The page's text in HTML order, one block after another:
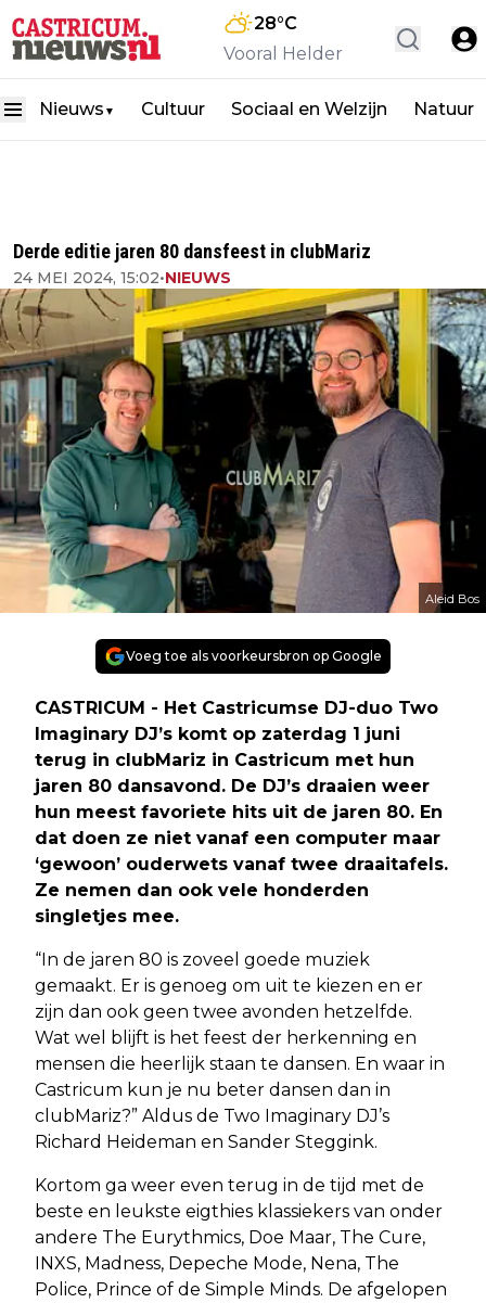
28°C
Vooral Helder
Nieuws ▼ Cultuur Sociaal en Welzijn Natuur
Derde editie jaren 80 dansfeest in clubMariz
24 MEI 2024, 15:02•NIEUWS
Aleid Bos
Voeg toe als voorkeursbron op Google
CASTRICUM - Het Castricumse DJ-duo Two
Imaginary DJ’s komt op zaterdag 1 juni
terug in clubMariz in Castricum met hun
jaren 80 dansavond. De DJ’s draaien weer
hun meest favoriete hits uit de jaren 80. En
dat doen ze niet vanaf een computer maar
‘gewoon’ ouderwets vanaf twee draaitafels.
Ze nemen dan ook vele honderden
singletjes mee.
“In de jaren 80 is zoveel goede muziek
gemaakt. Er is genoeg om uit te kiezen en er
zijn dan ook geen twee avonden hetzelfde.
Wat wel blijft is het feest der herkenning en
mensen die heerlijk staan te dansen. En waar in
Castricum kun je nu beter dansen dan in
clubMariz?” Aldus de Two Imaginary DJ’s
Richard Heideman en Sander Steggink.
Kortom ga weer even terug in de tijd met de
beste en leukste eigthies klassiekers van onder
andere The Eurythmics, Doe Maar, The Cure,
INXS, Madness, Depeche Mode, Nena, The
Police, Prince of de Simple Minds. De afgelopen